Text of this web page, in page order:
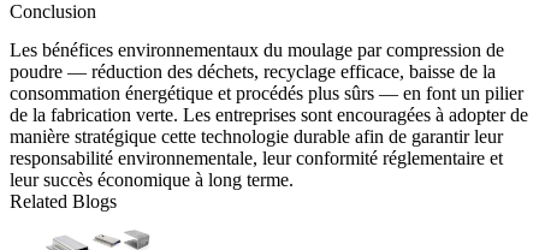
Conclusion
Les bénéfices environnementaux du moulage par compression de
poudre — réduction des déchets, recyclage efficace, baisse de la
consommation énergétique et procédés plus sûrs — en font un pilier
de la fabrication verte. Les entreprises sont encouragées à adopter de
manière stratégique cette technologie durable afin de garantir leur
responsabilité environnementale, leur conformité réglementaire et
leur succès économique à long terme.
Related Blogs